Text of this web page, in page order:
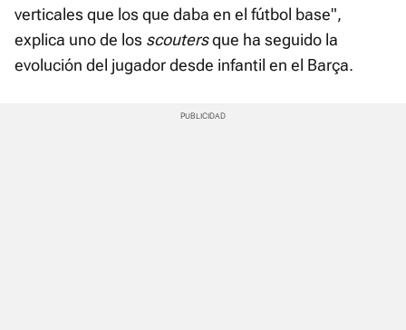
verticales que los que daba en el fútbol base",
explica uno de los scoutersque ha seguido la
evolución del jugador desde infantil en el Barça.